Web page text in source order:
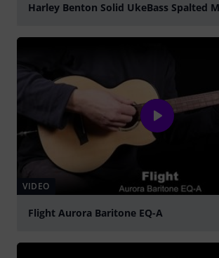
Harley Benton Solid UkeBass Spalted
VIDEO
Flight Aurora Baritone EQ-A